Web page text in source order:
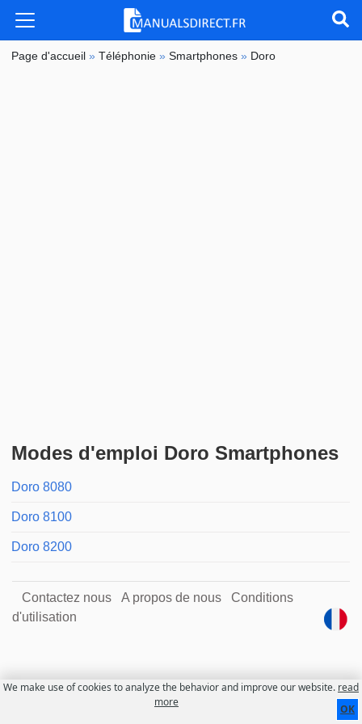
Page d'accueil »Téléphonie »Smartphones » Doro
Modes d'emploi Doro Smartphones
Doro 8080
Doro 8100
Doro 8200
Contactez nous A propos de nous
Conditions
d'utilisation
We make use of cookies to analyze the behavior and improve our website. read
more
OK